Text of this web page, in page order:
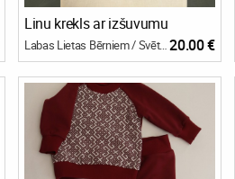
Linu krekls ar izšuvumu
Labas Lietas Bērniem / Svētku bode 20.00 €